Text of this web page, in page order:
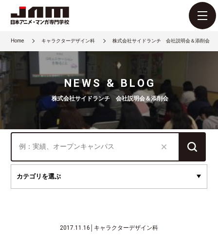
Home キャラクターデザイン科 株式会社サイドランチ 会社説明会＆添削会
NEWS & BLOG
株式会社サイドランチ 会社説明会＆添削会
2017.11.16 キャラクターデザイン科